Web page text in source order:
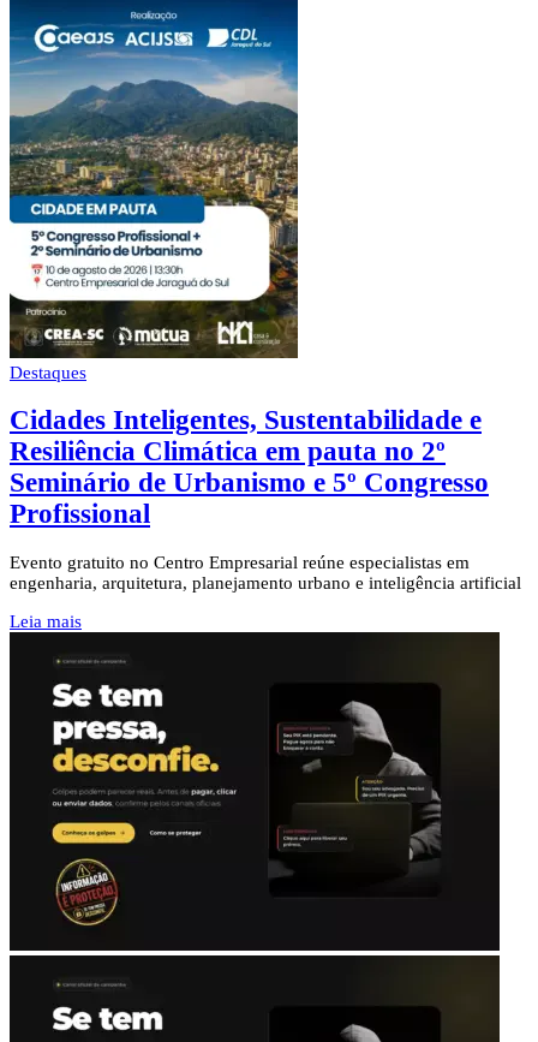
Destaques
Cidades Inteligentes, Sustentabilidade e
Resiliência Climática em pauta no 2º
Seminário de Urbanismo e 5º Congresso
Profissional
Evento gratuito no Centro Empresarial reúne especialistas em
engenharia, arquitetura, planejamento urbano e inteligência artificial
Leia mais